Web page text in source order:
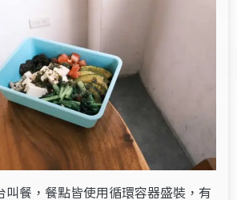
叫餐，餐點皆使用循環容器盛裝，有